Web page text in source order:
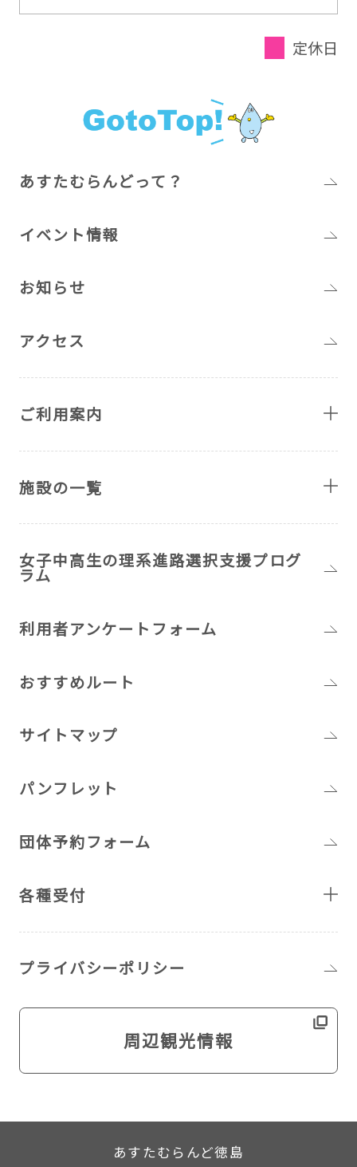
定休日
あすたむらんどって？
イベント情報
お知らせ
アクセス
ご利用案内
施設の一覧
女子中高生の理系進路選択支援プログ
ラム
利用者アンケートフォーム
おすすめルート
サイトマップ
パンフレット
団体予約フォーム
各種受付
プライバシーポリシー
周辺観光情報
あすたむらんど徳島